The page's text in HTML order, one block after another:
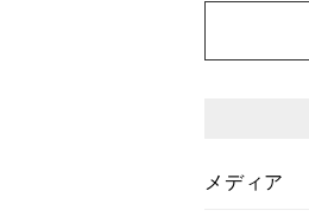
メディア